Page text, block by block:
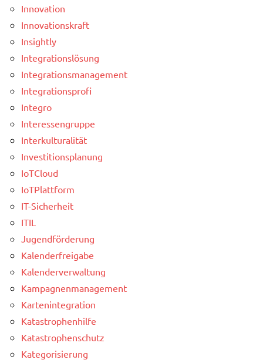
Innovation
Innovationskraft
Insightly
Integrationslösung
Integrationsmanagement
Integrationsprofi
Integro
Interessengruppe
Interkulturalität
Investitionsplanung
IoTCloud
IoTPlattform
IT-Sicherheit
ITIL
Jugendförderung
Kalenderfreigabe
Kalenderverwaltung
Kampagnenmanagement
Kartenintegration
Katastrophenhilfe
Katastrophenschutz
Kategorisierung